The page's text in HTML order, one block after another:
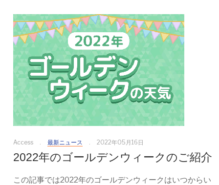
Access 最新ニュース 2022年05月16日
2022年のゴールデンウィークのご紹介
この記事では2022年のゴールデンウィークはいつからい